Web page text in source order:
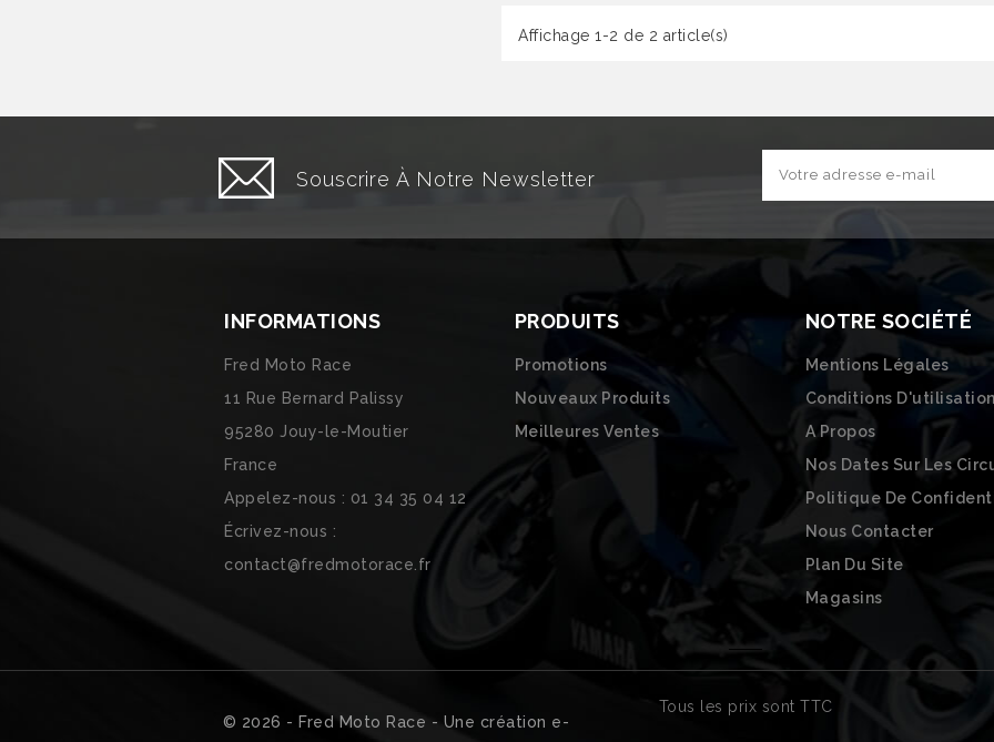
Affichage 1-2 de 2 article(s)
Souscrire À Notre Newsletter
INFORMATIONS
Fred Moto Race
11 Rue Bernard Palissy
95280 Jouy-le-Moutier
France
Appelez-nous : 01 34 35 04 12
Écrivez-nous :
contact@fredmotorace.fr
PRODUITS
Promotions
Nouveaux Produits
Meilleures Ventes
NOTRE SOCIÉTÉ
Mentions Légales
Conditions D'utilisation
A Propos
Nos Dates Sur Les
Politique De
Nous Contacter
Plan Du Site
Magasins
© 2026 - Fred Moto Race - Une création e-
Tous les prix sont TTC